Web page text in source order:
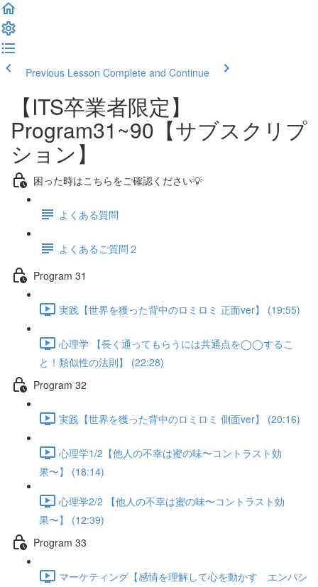
Previous Lesson Complete and Continue
【ITS卒業者限定】
Program31~90【サブスクリプ
ション】
困った時はこちらをご確認ください💡
よくある質問
よくあるご質問２
Program 31
実践【世界を獲った背中のロミロミ 正面ver】 (19:55)
心理学 【長く通ってもらうには共通点を◯◯するこ
と！類似性の法則】 (22:28)
Program 32
実践【世界を獲った背中のロミロミ 側面ver】 (20:16)
心理学1/2【他人の不幸は蜜の味〜コントラスト効
果〜】 (18:14)
心理学2/2 【他人の不幸は蜜の味〜コントラスト効
果〜】 (12:39)
Program 33
マーケティング【感情を理解して心を動かす エンパシ